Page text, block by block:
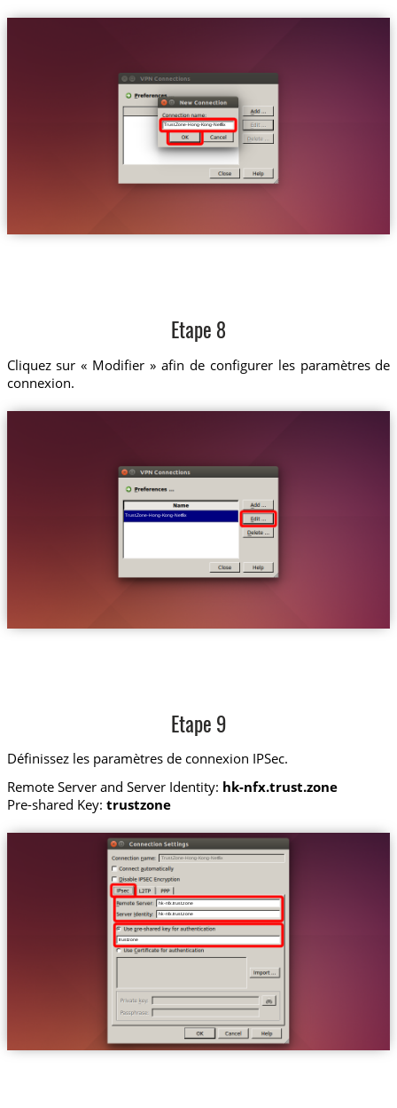
Trust.Zone-Hong-Kong-Netflix
Etape 8
Cliquez sur « Modifier » afin de configurer les paramètres de
connexion.
Trust.Zone-Hong-Kong-Netflix
Etape 9
Définissez les paramètres de connexion IPSec.
Remote Server and Server Identity: hk-nfx.trust.zone
Pre-shared Key: trustzone
Trust.Zone-Hong-Kong-Netflix
hk-nfx.trust.zone
hk-nfx.trust.zone
trustzone